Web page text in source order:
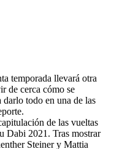
temporada llevará otra
de cerca cómo se
darlo todo en una de las
de las vueltas
Dabi 2021. Tras mostrar
Steiner y Mattia